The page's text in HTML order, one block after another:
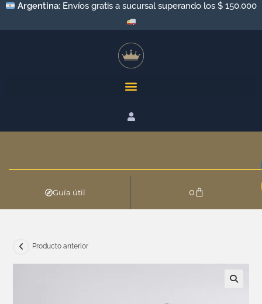
Argentina: Envíos gratis a sucursal superando los $ 150.000
Guía útil 0
Producto anterior